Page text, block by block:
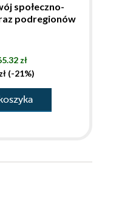
społeczno-
podregionów
zł
(-21%)